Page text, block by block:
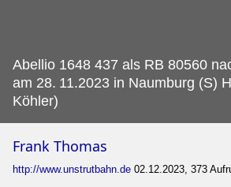
Abellio 1648 437 als RB 80560
am 28. 11.2023 in Naumburg (S)
Köhler)
Frank Thomas
http://www.unstrutbahn.de 02.12.2023, 373